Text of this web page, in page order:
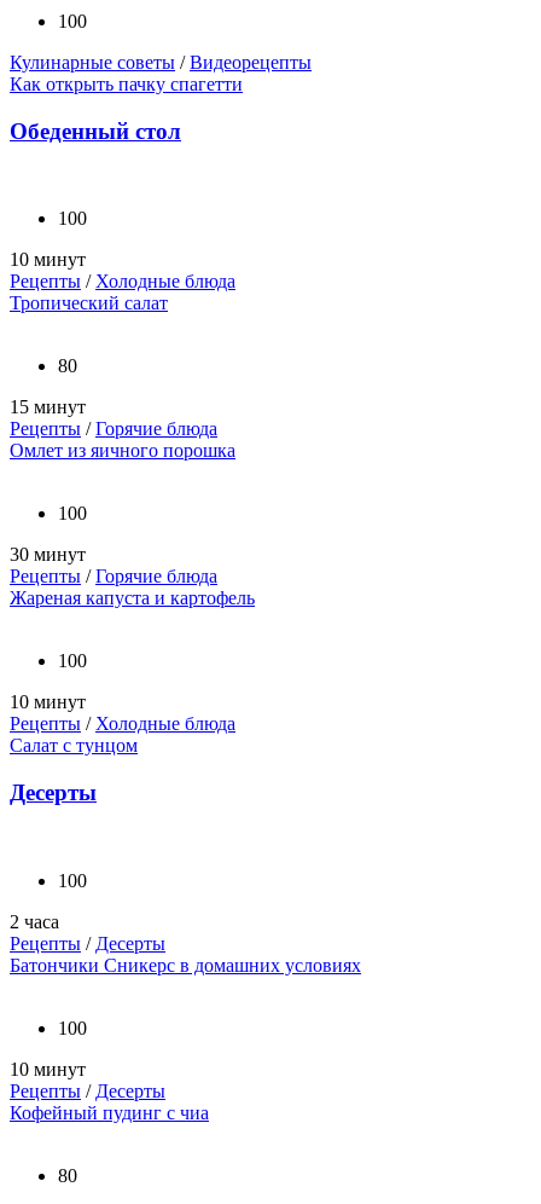
100
Кулинарные советы /Видеорецепты
Как открыть пачку спагетти
Обеденный стол
100
10 минут
Рецепты /Холодные блюда
Тропический салат
80
15 минут
Рецепты /Горячие блюда
Омлет из яичного порошка
100
30 минут
Рецепты /Горячие блюда
Жареная капуста и картофель
100
10 минут
Рецепты /Холодные блюда
Салат с тунцом
Десерты
100
2 часа
Рецепты / Десерты
Батончики Сникерс в домашних условиях
100
10 минут
Рецепты / Десерты
Кофейный пудинг с чиа
80